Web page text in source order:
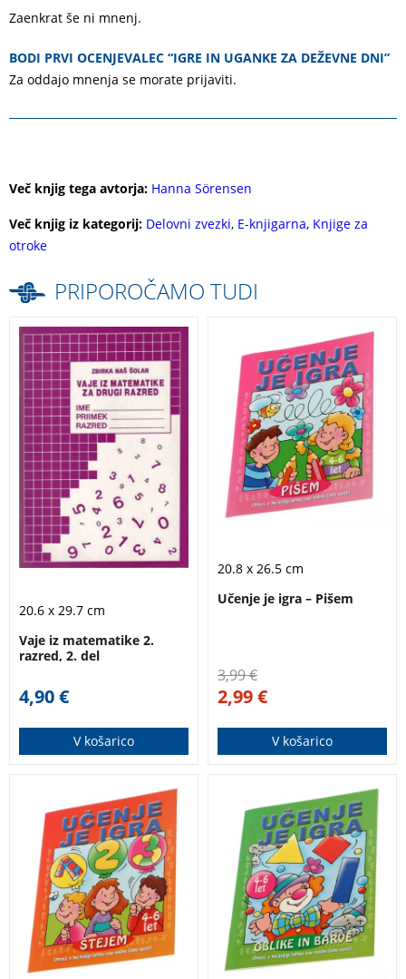
Zaenkrat še ni mnenj.
BODI PRVI OCENJEVALEC “IGRE IN UGANKE ZA DEŽEVNE DNI”
Za oddajo mnenja se morate prijaviti.
Več knjig tega avtorja: Hanna Sörensen
Več knjig iz kategorij: Delovni zvezki, E-knjigarna, Knjige za
otroke
PRIPOROČAMO TUDI
Delovni zvezek z
matematičnimi
vajami za preverjanje
znanja.
20.6 x 29.7 cm
Vaje iz matematike 2.
razred, 2. del
4,90€
V košarico
Jasen in nazoren
delovni zvezek za
otroke, ki se učijo
pisati črke. Primeren
je tudi za samostojno
delo.
20.8 x 26.5 cm
Učenje je igra – Pišem
3,99€
2,99€
V košarico
Otroci se s pomočjo
delovnega zvezka na
igriv način učijo šteti.
Jasen in nazoren
delovni zvezek za
otroke, ki se učijo
pisati črke. Primeren
je tudi za samostojno
delo.